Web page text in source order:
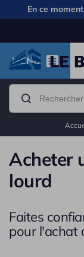
En ce
MENU
Acheter
lourd
Faites
pour l'achat